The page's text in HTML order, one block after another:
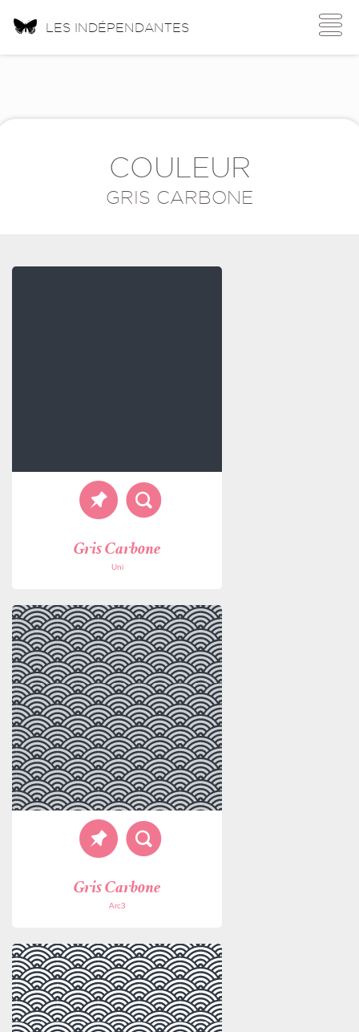
Toggle
LES INDÉPENDANTES
COULEUR
GRIS CARBONE
Gris Carbone
Uni
Gris Carbone
Arc3